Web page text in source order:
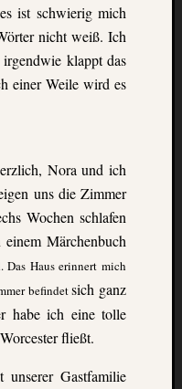
ist schwierig mich
nicht weiß. Ich
irgendwie klappt das
einer Weile wird es
Nora und ich
uns die Zimmer
Wochen schlafen
Märchenbuch
Das Haus erinnert mich
befindetsich ganz
habe ich eine tolle
fließt.
Gastfamilie